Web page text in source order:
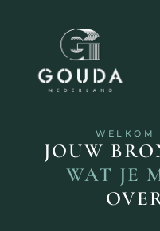
WELKOM
JOUW
WAT JE